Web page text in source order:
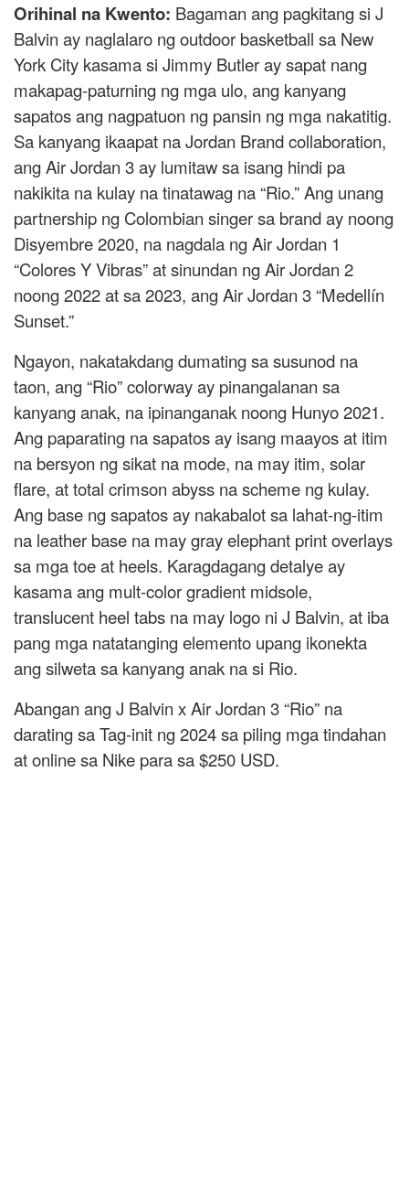
Orihinal na Kwento: Bagaman ang pagkitang si J
Balvin ay naglalaro ng outdoor basketball sa New
York City kasama si Jimmy Butler ay sapat nang
makapag-paturning ng mga ulo, ang kanyang
sapatos ang nagpatuon ng pansin ng mga nakatitig.
Sa kanyang ikaapat na Jordan Brand collaboration,
ang Air Jordan 3 ay lumitaw sa isang hindi pa
nakikita na kulay na tinatawag na “Rio.” Ang unang
partnership ng Colombian singer sa brand ay noong
Disyembre 2020, na nagdala ng Air Jordan 1
“Colores Y Vibras” at sinundan ng Air Jordan 2
noong 2022 at sa 2023, ang Air Jordan 3 “Medellín
Sunset.”
Ngayon, nakatakdang dumating sa susunod na
taon, ang “Rio” colorway ay pinangalanan sa
kanyang anak, na ipinanganak noong Hunyo 2021.
Ang paparating na sapatos ay isang maayos at itim
na bersyon ng sikat na mode, na may itim, solar
flare, at total crimson abyss na scheme ng kulay.
Ang base ng sapatos ay nakabalot sa lahat-ng-itim
na leather base na may gray elephant print overlays
sa mga toe at heels. Karagdagang detalye ay
kasama ang mult-color gradient midsole,
translucent heel tabs na may logo ni J Balvin, at iba
pang mga natatanging elemento upang ikonekta
ang silweta sa kanyang anak na si Rio.
Abangan ang J Balvin x Air Jordan 3 “Rio” na
darating sa Tag-init ng 2024 sa piling mga tindahan
at online sa Nike para sa $250 USD.